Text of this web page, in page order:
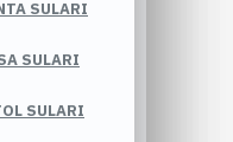
SULARI
SULARI
SULARI